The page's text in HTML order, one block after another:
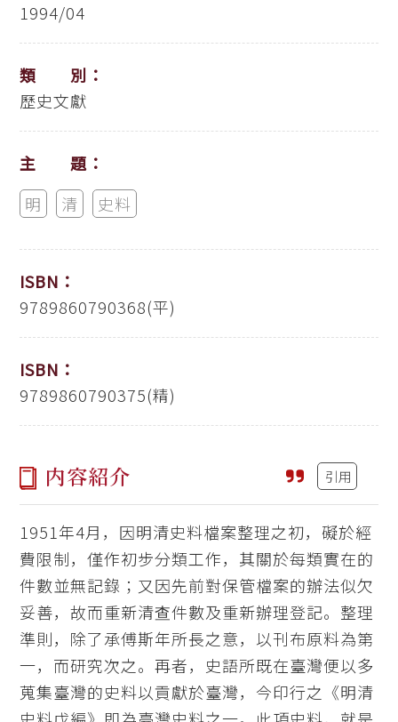
1994/04
類 別：
歷史文獻
主 題：
明
清 史料
ISBN：
9789860790368(平)
ISBN：
9789860790375(精)
内容紹介 引用
1951年4月，因明清史料檔案整理之初，礙於經
費限制，僅作初步分類工作，其關於每類實在的
件數並無記錄；又因先前對保管檔案的辦法似欠
妥善，故而重新清查件數及重新辦理登記。整理
準則，除了承傅斯年所長之意，以刊布原料為第
一，而研究次之。再者，史語所既在臺灣便以多
蒐集臺灣的史料以貢獻於臺灣，今印行之《明清